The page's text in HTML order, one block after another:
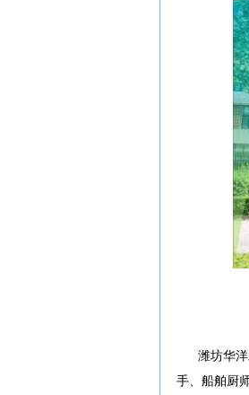
潍坊华
手、船舶厨